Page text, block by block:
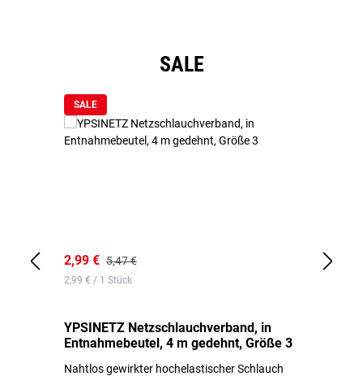
SALE
SALE
2,99 € 5,47 €
2,99 € / 1 Stück
YPSINETZ Netzschlauchverband, in
Entnahmebeutel, 4 m gedehnt, Größe 3
Nahtlos gewirkter hochelastischer Schlauch